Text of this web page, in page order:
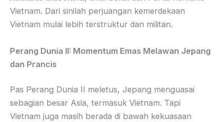
Vietnam. Dari sinilah perjuangan kemerdekaan
Vietnam mulai lebih terstruktur dan militan.
Perang Dunia II: Momentum Emas Melawan Jepang
dan Prancis
Pas Perang Dunia II meletus, Jepang menguasai
sebagian besar Asia, termasuk Vietnam. Tapi
Vietnam juga masih berada di bawah kekuasaan